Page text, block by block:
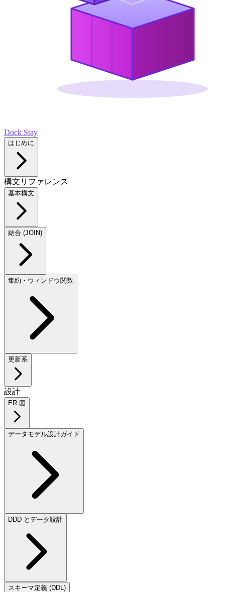
Dock Stay
はじめに
構文リファレンス
基本構文
結合 (JOIN)
集約・ウィンドウ関数
更新系
設計
ER 図
データモデル設計ガイド
DDD とデータ設計
スキーマ定義 (DDL)